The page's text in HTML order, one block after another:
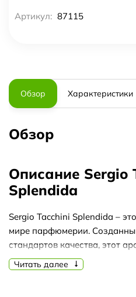
Артикул: 87115
Обзор Характеристики
Обзор
Описание Sergio
Splendida
Sergio Tacchini Splendida –
мире парфюмерии.
стандартов качества, этот
неповторимое очарование и
Парфюмерная вода Sergio
Читать далее